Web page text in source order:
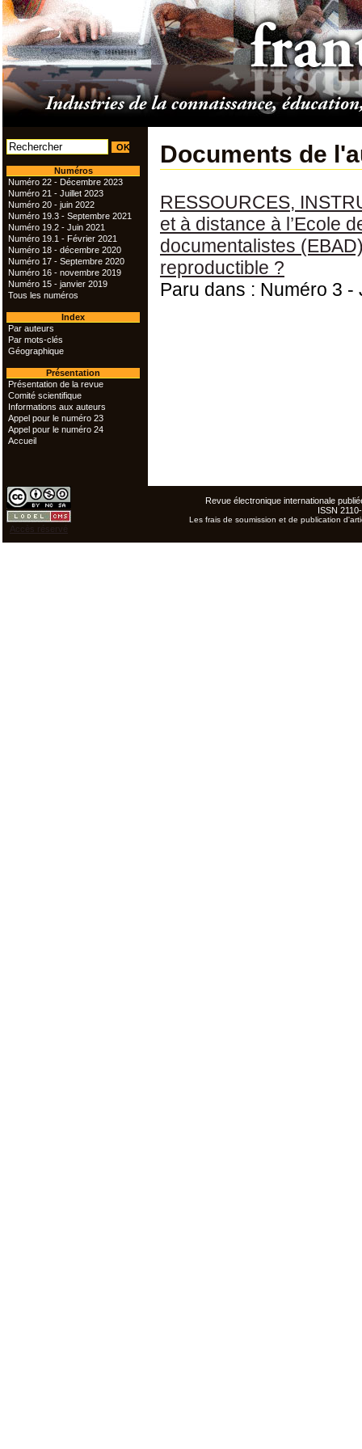
Numéros
Numéro 22 - Décembre 2023
Numéro 21 - Juillet 2023
Numéro 20 - juin 2022
Numéro 19.3 - Septembre 2021
Numéro 19.2 - Juin 2021
Numéro 19.1 - Février 2021
Numéro 18 - décembre 2020
Numéro 17 - Septembre 2020
Numéro 16 - novembre 2019
Numéro 15 - janvier 2019
Tous les numéros
Index
Par auteurs
Par mots-clés
Géographique
Présentation
Présentation de la revue
Comité scientifique
Informations aux auteurs
Appel pour le numéro 23
Appel pour le numéro 24
Accueil
Documents de
RESSOURCES,
et à distance à l’Ecole
documentalistes
reproductible ?
Paru dans : Numéro 3 -
Accès réservé
Revue électronique internationale
ISSN
Les frais de soumission et de publication